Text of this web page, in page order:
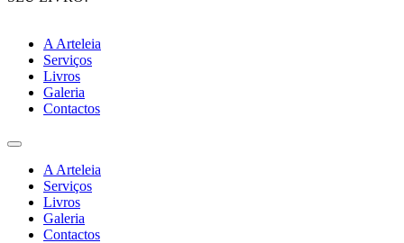
A Arteleia
Serviços
Livros
Galeria
Contactos
A Arteleia
Serviços
Livros
Galeria
Contactos